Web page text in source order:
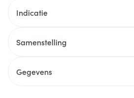
Indicatie
Samenstelling
Gegevens